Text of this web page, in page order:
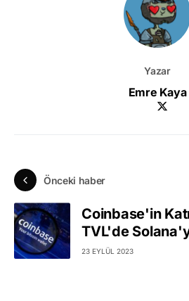
Yazar
Emre Kaya
Önceki haber
Coinbase'in
TVL'de
23 EYLÜL 2023